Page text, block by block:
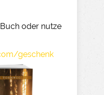
oder nutze
geschenk